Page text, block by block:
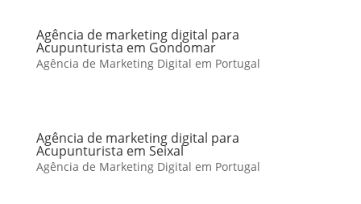
Agência de marketing digital para
Acupunturista em Gondomar
Agência de Marketing Digital em Portugal
Agência de marketing digital para
Acupunturista em Seixal
Agência de Marketing Digital em Portugal